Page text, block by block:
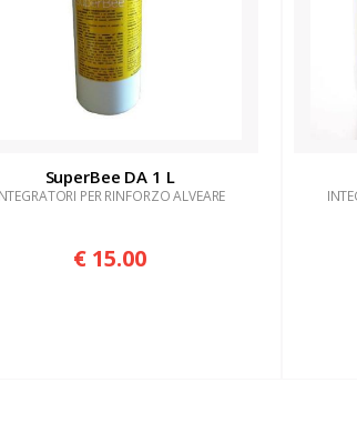
SuperBee DA 1 L
PER RINFORZO ALVEARE
€ 15.00